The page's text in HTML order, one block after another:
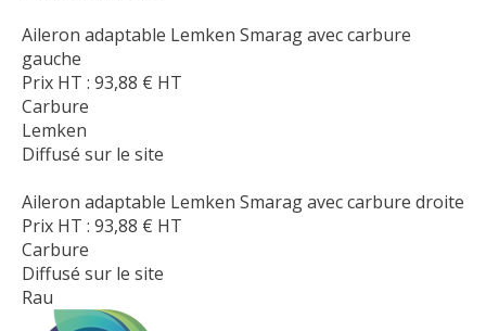
Aileron adaptable Lemken Smarag avec carbure
gauche
Prix HT : 93,88 € HT
Carbure
Lemken
Diffusé sur le site
Aileron adaptable Lemken Smarag avec carbure droite
Prix HT : 93,88 € HT
Carbure
Diffusé sur le site
Rau